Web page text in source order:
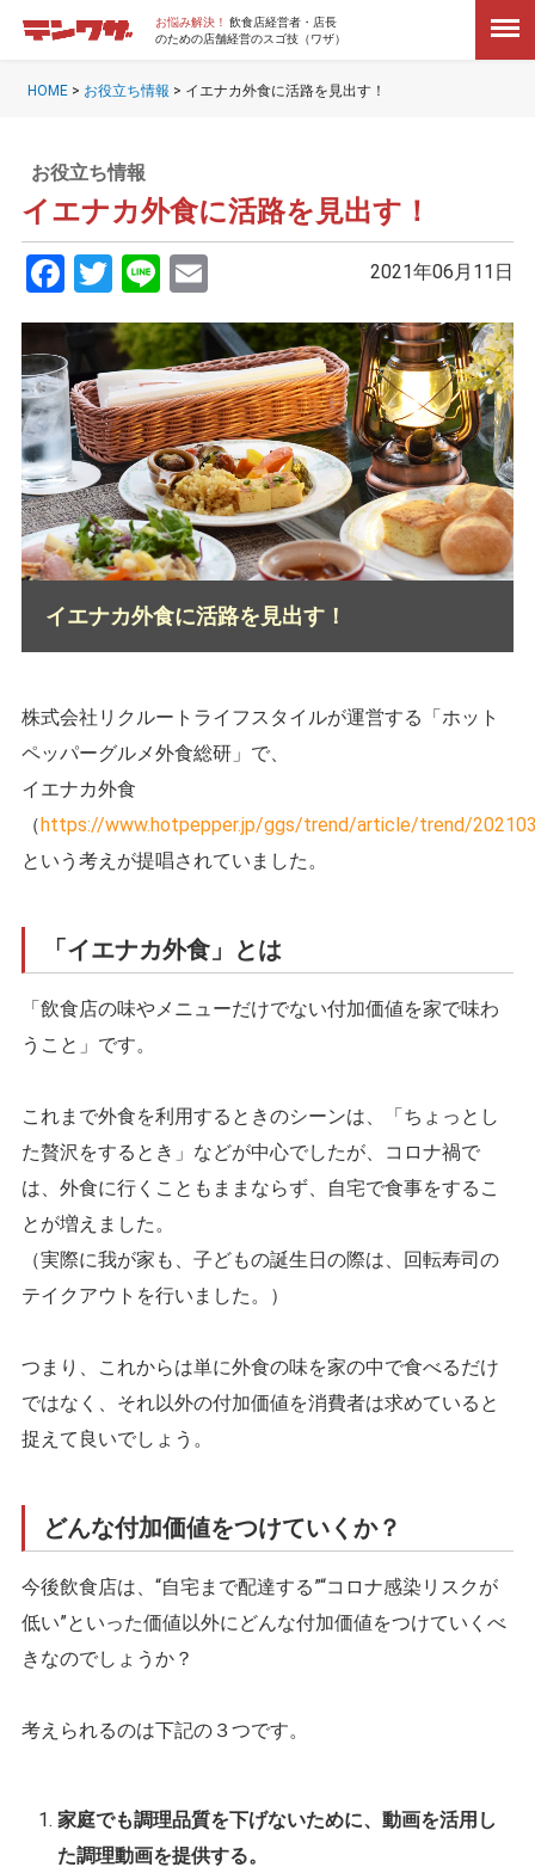
お悩み解決！ 飲食店経営者・店長
のための店舗経営のスゴ技（ワザ）
HOME> お役立ち情報 > イエナカ外食に活路を見出す！
お役立ち情報
イエナカ外食に活路を見出す！
Facebook
Twitter
LineEmail 2021年06月11日
イエナカ外食に活路を見出す！
株式会社リクルートライフスタイルが運営する「ホット
ペッパーグルメ外食総研」で、
イエナカ外食
（ https://www.hotpepper.jp/ggs/trend/article/trend/
という考えが提唱されていました。
「イエナカ外食」とは
「飲食店の味やメニューだけでない付加価値を家で味わ
うこと」です。
これまで外食を利用するときのシーンは、「ちょっとし
た贅沢をするとき」などが中心でしたが、コロナ禍で
は、外食に行くこともままならず、自宅で食事をするこ
とが増えました。
（実際に我が家も、子どもの誕生日の際は、回転寿司の
テイクアウトを行いました。）
つまり、これからは単に外食の味を家の中で食べるだけ
ではなく、それ以外の付加価値を消費者は求めていると
捉えて良いでしょう。
どんな付加価値をつけていくか？
今後飲食店は、“自宅まで配達する”“コロナ感染リスクが
低い”といった価値以外にどんな付加価値をつけていくべ
きなのでしょうか？
考えられるのは下記の３つです。
家庭でも調理品質を下げないために、動画を活用し
た調理動画を提供する。